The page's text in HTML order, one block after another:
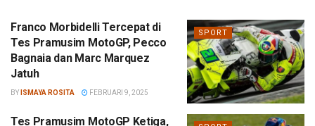
SPORT
Franco Morbidelli Tercepat di
Tes Pramusim MotoGP, Pecco
Bagnaia dan Marc Marquez
Jatuh
BY ISMAYA ROSITA FEBRUARI 9, 2025
Tes Pramusim MotoGP Ketiga,